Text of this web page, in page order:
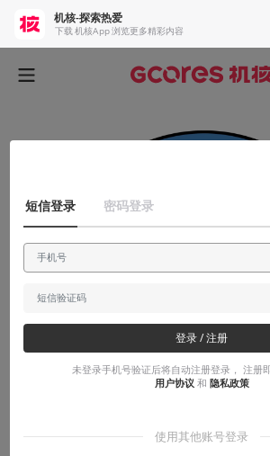
机核-探索热爱
下载 机核App 浏览更多精彩内容
短信登录 密码登录
登录 / 注册
未登录手机号验证后将自动注册登录， 注册
用户协议 和 隐私政策
使用其他账号登录